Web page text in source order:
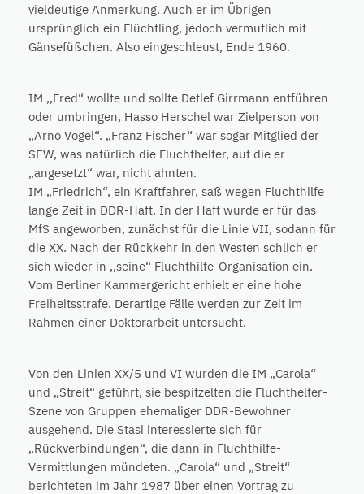
vieldeutige Anmerkung. Auch er im Übrigen
ursprünglich ein Flüchtling, jedoch vermutlich mit
Gänsefüßchen. Also eingeschleust, Ende 1960.
IM ,,Fred“ wollte und sollte Detlef Girrmann entführen
oder umbringen, Hasso Herschel war Zielperson von
„Arno Vogel“. „Franz Fischer“ war sogar Mitglied der
SEW, was natürlich die Fluchthelfer, auf die er
„angesetzt“ war, nicht ahnten.
IM „Friedrich“, ein Kraftfahrer, saß wegen Fluchthilfe
lange Zeit in DDR-Haft. In der Haft wurde er für das
MfS angeworben, zunächst für die Linie VII, sodann für
die XX. Nach der Rückkehr in den Westen schlich er
sich wieder in ,,seine“ Fluchthilfe-Organisation ein.
Vom Berliner Kammergericht erhielt er eine hohe
Freiheitsstrafe. Derartige Fälle werden zur Zeit im
Rahmen einer Doktorarbeit untersucht.
Von den Linien XX/5 und VI wurden die IM „Carola“
und „Streit“ geführt, sie bespitzelten die Fluchthelfer-
Szene von Gruppen ehemaliger DDR-Bewohner
ausgehend. Die Stasi interessierte sich für
„Rückverbindungen“, die dann in Fluchthilfe-
Vermittlungen mündeten. „Carola“ und „Streit“
berichteten im Jahr 1987 über einen Vortrag zu